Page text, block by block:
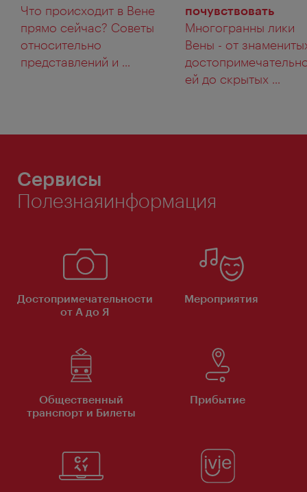
Что происходит в Вене
прямо сейчас? Советы
относительно
представлений и ...
почувствовать
Многогранны лики
Вены - от
ей до скрытых ...
Сервисы
Полезнаяинформация
Достопримечательности
от А до Я
Мероприятия
Общественный
транспорт и Билеты
Прибытие